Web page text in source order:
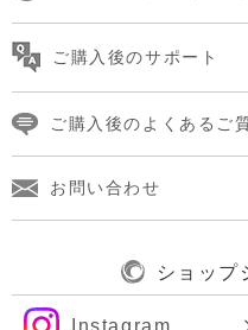
ご購入後のサポート
ご購入後のよくあるご
お問い合わせ
ショップ
Instagram